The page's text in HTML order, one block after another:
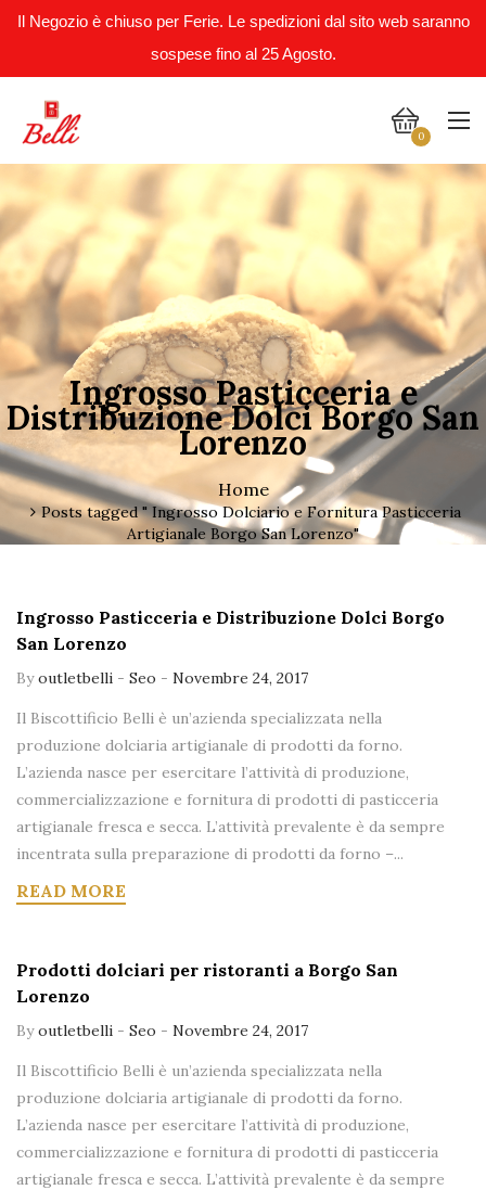
Il Negozio è chiuso per Ferie. Le spedizioni dal sito web saranno
sospese fino al 25 Agosto.
0
Ingrosso Pasticceria e
Distribuzione Dolci Borgo San
Lorenzo
Home
Posts tagged " Ingrosso Dolciario e Fornitura Pasticceria
Artigianale Borgo San Lorenzo"
Ingrosso Pasticceria e Distribuzione Dolci Borgo
San Lorenzo
Byoutletbelli - Seo - Novembre 24, 2017
Il Biscottificio Belli è un’azienda specializzata nella
produzione dolciaria artigianale di prodotti da forno.
L’azienda nasce per esercitare l’attività di produzione,
commercializzazione e fornitura di prodotti di pasticceria
artigianale fresca e secca. L’attività prevalente è da sempre
incentrata sulla preparazione di prodotti da forno –...
READ MORE
Prodotti dolciari per ristoranti a Borgo San
Lorenzo
Byoutletbelli - Seo - Novembre 24, 2017
Il Biscottificio Belli è un’azienda specializzata nella
produzione dolciaria artigianale di prodotti da forno.
L’azienda nasce per esercitare l’attività di produzione,
commercializzazione e fornitura di prodotti di pasticceria
artigianale fresca e secca. L’attività prevalente è da sempre